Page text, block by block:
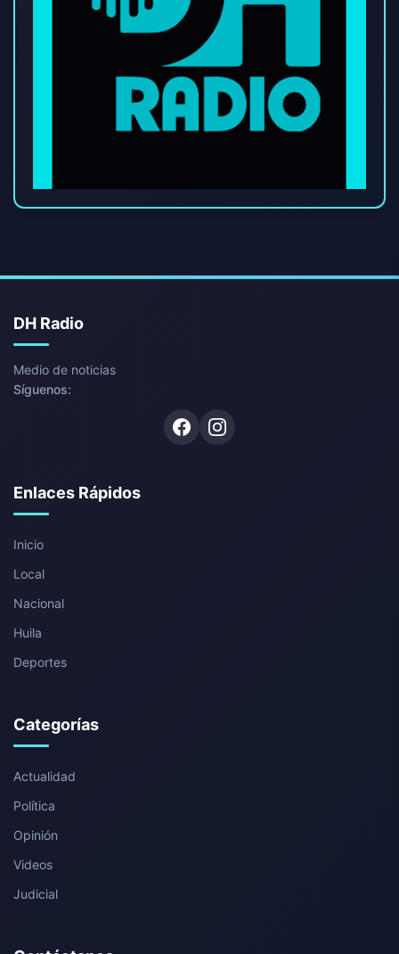
DH Radio
Medio de noticias
Síguenos:
FacebookInstagram
Enlaces Rápidos
Inicio
Local
Nacional
Huila
Deportes
Categorías
Actualidad
Política
Opinión
Videos
Judicial